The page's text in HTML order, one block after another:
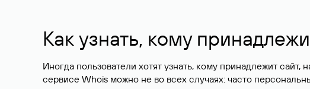
Как узнать, кому
Иногда пользователи хотят узнать, кому принадлежит
сервисе Whois можно не во всех случаях: часто